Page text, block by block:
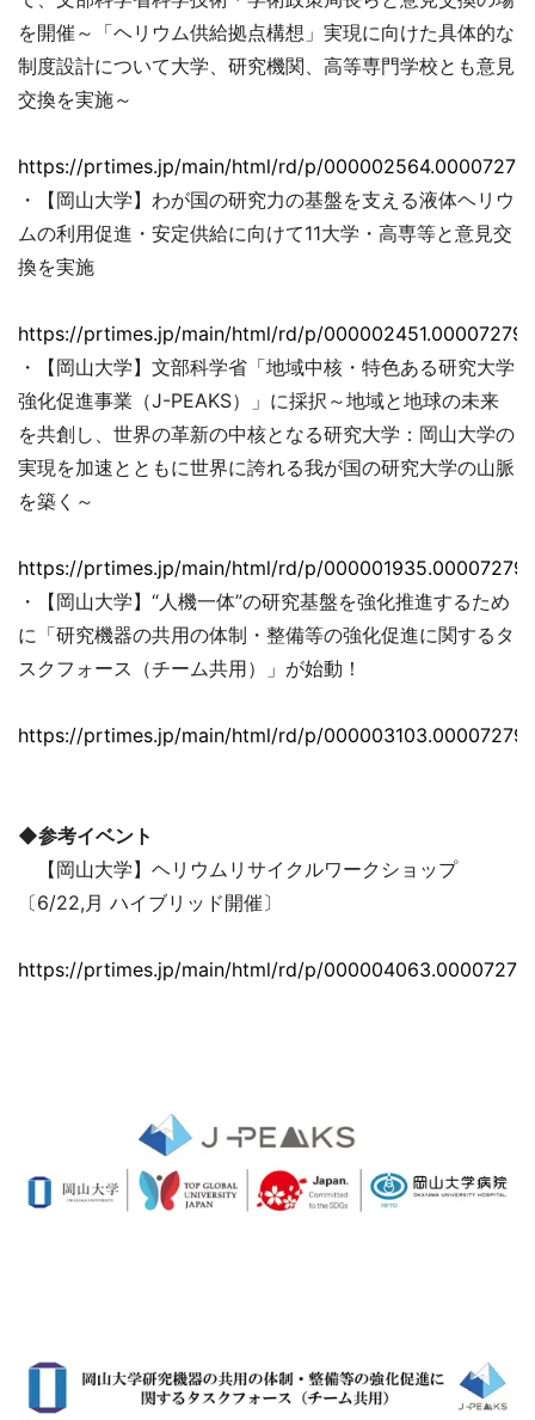
を開催～「ヘリウム供給拠点構想」実現に向けた具体的な
制度設計について大学、研究機関、高等専門学校とも意見
交換を実施～
https://prtimes.jp/main/html/rd/p/
・【岡山大学】わが国の研究力の基盤を支える液体ヘリウ
ムの利用促進・安定供給に向けて11大学・高専等と意見交
換を実施
https://prtimes.jp/main/html/rd/p/
・【岡山大学】文部科学省「地域中核・特色ある研究大学
強化促進事業（J-PEAKS）」に採択～地域と地球の未来
を共創し、世界の革新の中核となる研究大学：岡山大学の
実現を加速とともに世界に誇れる我が国の研究大学の山脈
を築く～
https://prtimes.jp/main/html/rd/p/
・【岡山大学】“人機一体”の研究基盤を強化推進するため
に「研究機器の共用の体制・整備等の強化促進に関するタ
スクフォース（チーム共用）」が始動！
https://prtimes.jp/main/html/rd/p/
◆参考イベント
【岡山大学】ヘリウムリサイクルワークショップ
〔6/22,月 ハイブリッド開催〕
https://prtimes.jp/main/html/rd/p/